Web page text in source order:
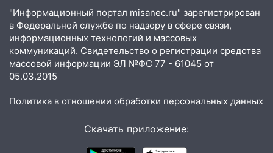
"Информационный портал misanec.ru" зарегистрирован
в Федеральной службе по надзору в сфере связи,
информационных технологий и массовых
коммуникаций. Свидетельство о регистрации средства
массовой информации ЭЛ №ФС 77 - 61045 от
05.03.2015
Политика в отношении обработки персональных данных
Скачать приложение: